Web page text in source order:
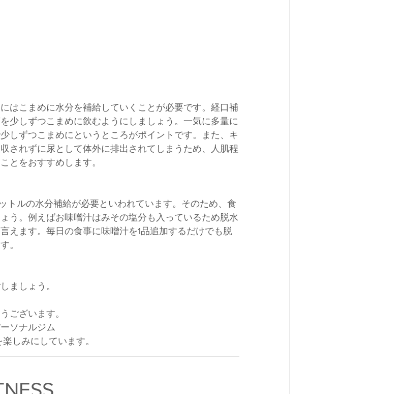
はこまめに水分を補給していくことが必要です。経口補
少しずつこまめに飲むようにしましょう。一気に多量に
しずつこまめにというところがポイントです。また、キ
されずに尿として体外に排出されてしまうため、人肌程
とをおすすめします。
トルの水分補給が必要といわれています。そのため、食
う。例えばお味噌汁はみその塩分も入っているため脱水
えます。毎日の食事に味噌汁を1品追加するだけでも脱
。
ましょう。
ございます。
ソナルジム
しみにしています。